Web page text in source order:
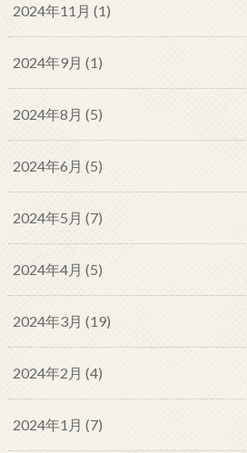
2024年11月 (1)
2024年9月 (1)
2024年8月 (5)
2024年6月 (5)
2024年5月 (7)
2024年4月 (5)
2024年3月 (19)
2024年2月 (4)
2024年1月 (7)